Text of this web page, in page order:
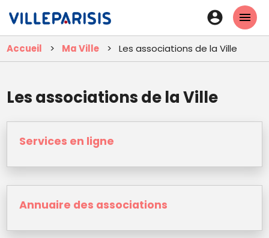
contenu
principal
En-
tête
-
Accueil Ma Ville Les associations de la Ville
Les associations de la Ville
Services en ligne
Annuaire des associations